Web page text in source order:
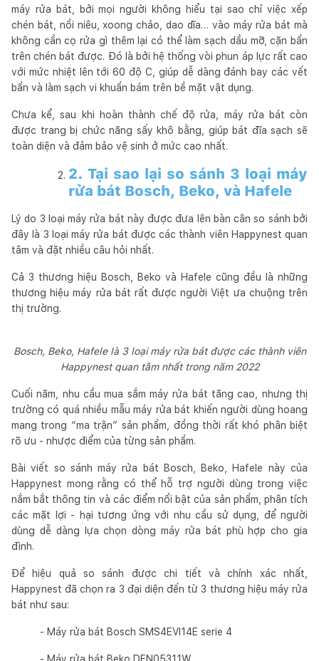
máy rửa bát, bởi mọi người không hiểu tại sao chỉ việc xếp
chén bát, nồi niêu, xoong chảo, dao dĩa… vào máy rửa bát mà
không cần cọ rửa gì thêm lại có thể làm sạch dầu mỡ, cặn bẩn
trên chén bát được. Đó là bởi hệ thống vòi phun áp lực rất cao
với mức nhiệt lên tới 60 độ C, giúp dễ dàng đánh bay các vết
bẩn và làm sạch vi khuẩn bám trên bề mặt vật dụng.
Chưa kể, sau khi hoàn thành chế độ rửa, máy rửa bát còn
được trang bị chức năng sấy khô bằng, giúp bát đĩa sạch sẽ
toàn diện và đảm bảo vệ sinh ở mức cao nhất.
2. Tại sao lại so sánh 3 loại máy
rửa bát Bosch, Beko, và Hafele
Lý do 3 loại máy rửa bát này được đưa lên bàn cân so sánh bởi
đây là 3 loại máy rửa bát được các thành viên Happynest quan
tâm và đặt nhiều câu hỏi nhất.
Cả 3 thương hiệu Bosch, Beko và Hafele cũng đều là những
thương hiệu máy rửa bát rất được người Việt ưa chuộng trên
thị trường.
Bosch, Beko, Hafele là 3 loại máy rửa bát được các thành viên
Happynest quan tâm nhất trong năm 2022
Cuối năm, nhu cầu mua sắm máy rửa bát tăng cao, nhưng thị
trường có quá nhiều mẫu máy rửa bát khiến người dùng hoang
mang trong “ma trận” sản phẩm, đồng thời rất khó phân biệt
rõ ưu - nhược điểm của từng sản phẩm.
Bài viết so sánh máy rửa bát Bosch, Beko, Hafele này của
Happynest mong rằng có thể hỗ trợ người dùng trong việc
nắm bắt thông tin và các điểm nổi bật của sản phẩm, phân tích
các mặt lợi - hại tương ứng với nhu cầu sử dụng, để người
dùng dễ dàng lựa chọn dòng máy rửa bát phù hợp cho gia
đình.
Để hiệu quả so sánh được chi tiết và chính xác nhất,
Happynest đã chọn ra 3 đại diện đến từ 3 thương hiệu máy rửa
bát như sau:
- Máy rửa bát Bosch SMS4EVI14E serie 4